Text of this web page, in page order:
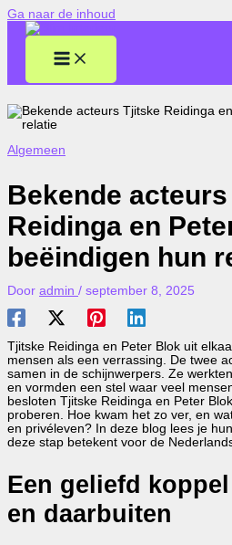
Ga naar de inhoud
Algemeen
Bekende
Reidinga en
beëindigen hun
Door admin / september 8, 2025
Tjitske Reidinga en Peter Blok uit
mensen als een verrassing. De twee
samen in de schijnwerpers. Ze
en vormden een stel waar veel
besloten Tjitske Reidinga en Peter
proberen. Hoe kwam het zo ver, en
en privéleven? In deze blog lees je
deze stap betekent voor de
Een geliefd
en daarbuiten